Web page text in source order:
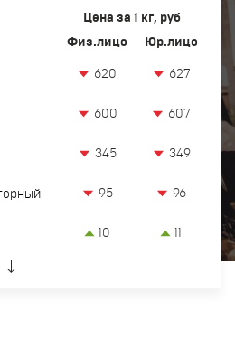
оборудования
металлов в Челябинске
Цена за 1 кг, руб
Физ.лицо
Юр.лицо
620 627
600 607
345 349
95 96
10